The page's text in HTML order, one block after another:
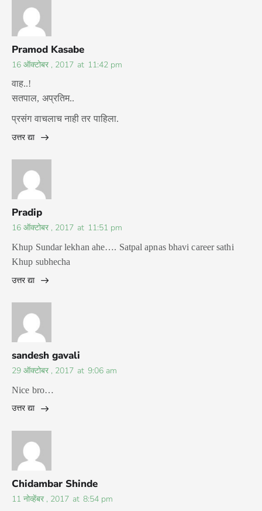
Pramod Kasabe
16 ऑक्टोबर , 2017 at 11:42 pm
वाह..!
सतपाल, अप्रतिम..
प्रसंग वाचलाच नाही तर पाहिला.
उत्तर द्या
Pradip
16 ऑक्टोबर , 2017 at 11:51 pm
Khup Sundar lekhan ahe…. Satpal apnas bhavi career sathi
Khup subhecha
उत्तर द्या
sandesh gavali
29 ऑक्टोबर , 2017 at 9:06 am
Nice bro…
उत्तर द्या
Chidambar Shinde
11 नोव्हेंबर , 2017 at 8:54 pm